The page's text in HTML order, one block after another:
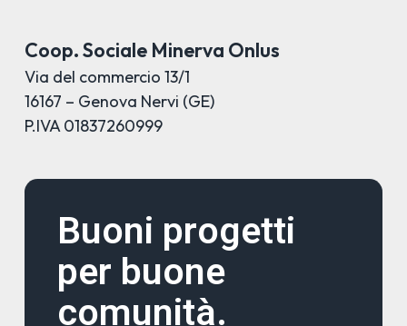
Coop. Sociale Minerva Onlus
Via del commercio 13/1
16167 – Genova Nervi (GE)
P.IVA 01837260999
Buoni progetti
per buone
comunità.